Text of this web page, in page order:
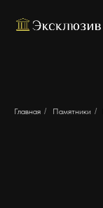
Главная / Памятники /